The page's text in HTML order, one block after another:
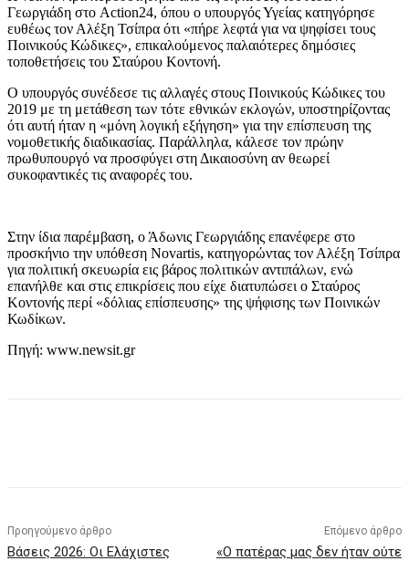
Γεωργιάδη στο Action24, όπου ο υπουργός Υγείας κατηγόρησε
ευθέως τον Αλέξη Τσίπρα ότι «πήρε λεφτά για να ψηφίσει τους
Ποινικούς Κώδικες», επικαλούμενος παλαιότερες δημόσιες
τοποθετήσεις του Σταύρου Κοντονή.
Ο υπουργός συνέδεσε τις αλλαγές στους Ποινικούς Κώδικες του
2019 με τη μετάθεση των τότε εθνικών εκλογών, υποστηρίζοντας
ότι αυτή ήταν η «μόνη λογική εξήγηση» για την επίσπευση της
νομοθετικής διαδικασίας. Παράλληλα, κάλεσε τον πρώην
πρωθυπουργό να προσφύγει στη Δικαιοσύνη αν θεωρεί
συκοφαντικές τις αναφορές του.
Στην ίδια παρέμβαση, ο Άδωνις Γεωργιάδης επανέφερε στο
προσκήνιο την υπόθεση Novartis, κατηγορώντας τον Αλέξη Τσίπρα
για πολιτική σκευωρία εις βάρος πολιτικών αντιπάλων, ενώ
επανήλθε και στις επικρίσεις που είχε διατυπώσει ο Σταύρος
Κοντονής περί «δόλιας επίσπευσης» της ψήφισης των Ποινικών
Κωδίκων.
Πηγή: www.newsit.gr
Προηγούμενο άρθρο
Βάσεις 2026: Οι Ελάχιστες
Επόμενο άρθρο
«Ο πατέρας μας δεν ήταν ούτε